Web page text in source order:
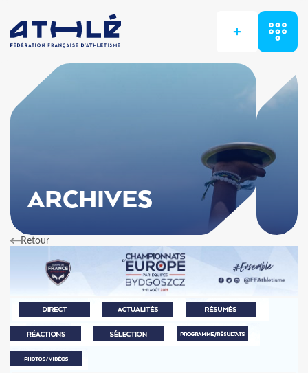
+
ARCHIVES
Retour
VENDREDI 9 AOÛT
SAMEDI 10 AOÛT
VENDREDI 9 AOÛT
SAMEDI 10 AOÛT